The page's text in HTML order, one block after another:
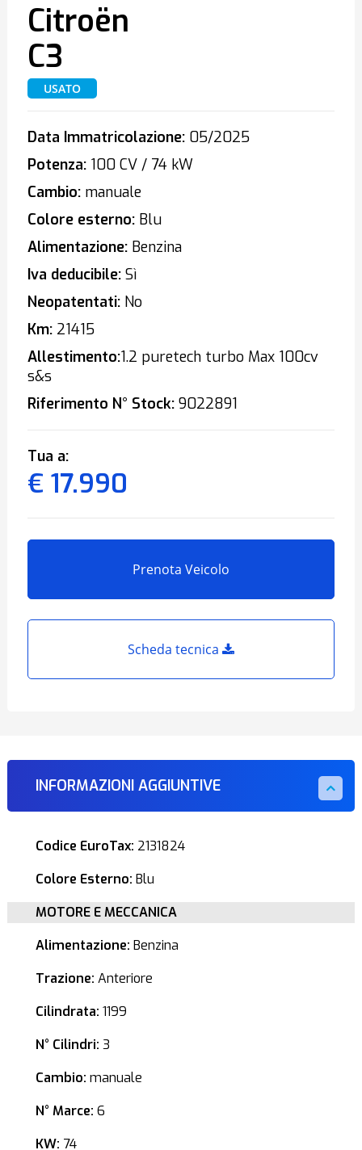
Citroën
C3
USATO
Data Immatricolazione:05/2025
Potenza:100 CV / 74 kW
Cambio:manuale
Colore esterno:Blu
Alimentazione:Benzina
Iva deducibile:Sì
Neopatentati:No
Km:21415
Allestimento:1.2 puretech turbo Max 100cv
s&s
Riferimento N° Stock:9022891
Tua a:
€ 17.990
Prenota Veicolo
Scheda tecnica
INFORMAZIONI AGGIUNTIVE
Codice EuroTax: 2131824
Colore Esterno: Blu
MOTORE E MECCANICA
Alimentazione: Benzina
Trazione: Anteriore
Cilindrata: 1199
N° Cilindri: 3
Cambio: manuale
N° Marce: 6
KW: 74